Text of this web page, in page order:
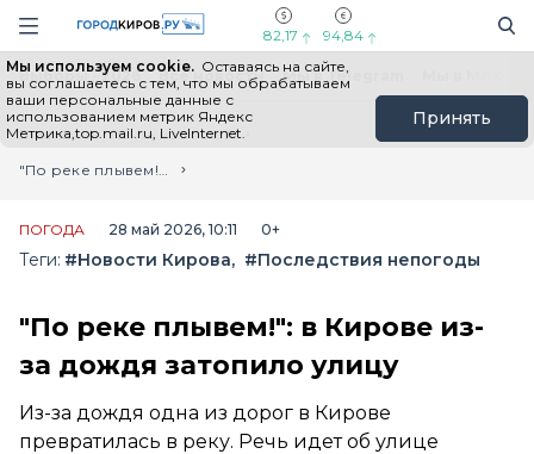
Навигация сайта
82,17 94,84
Мы используем cookie. Оставаясь на сайте,
вы соглашаетесь с тем, что мы обрабатываем
ваши персональные данные с
использованием метрик Яндекс
Метрика,top.mail.ru, LiveInternet.
Принять
Выборы - 2026 Все новости Мы в Telegram
Главная
Лента новостей
"По реке плывем!": в Кирове из-за дождя затопило улицу
ПОГОДА 28 май 2026, 10:11 0+
Теги: #Новости Кирова #Последствия непогоды
"По реке плывем!": в Кирове из-
за дождя затопило улицу
Из-за дождя одна из дорог в Кирове
превратилась в реку. Речь идет об улице